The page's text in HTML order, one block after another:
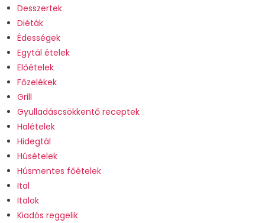
Desszertek
Diéták
Édességek
Egytál ételek
Előételek
Főzelékek
Grill
Gyulladáscsökkentő receptek
Halételek
Hidegtál
Húsételek
Húsmentes főételek
Ital
Italok
Kiadós reggelik